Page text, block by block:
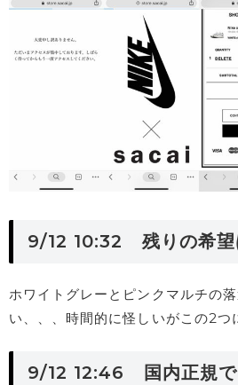
9/12 10:32 残りの希望
ホワイトグレーとピンクマルチの
い、、、時間的に怪しいがこの2つ
9/12 12:46 国内正規で